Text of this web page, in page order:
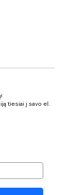
tiesiai į savo el.